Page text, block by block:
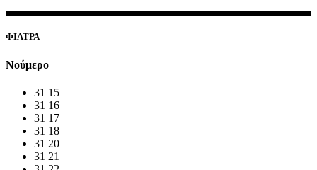
ΦΙΛΤΡΑ
Νούμερο
31 15
31 16
31 17
31 18
31 20
31 21